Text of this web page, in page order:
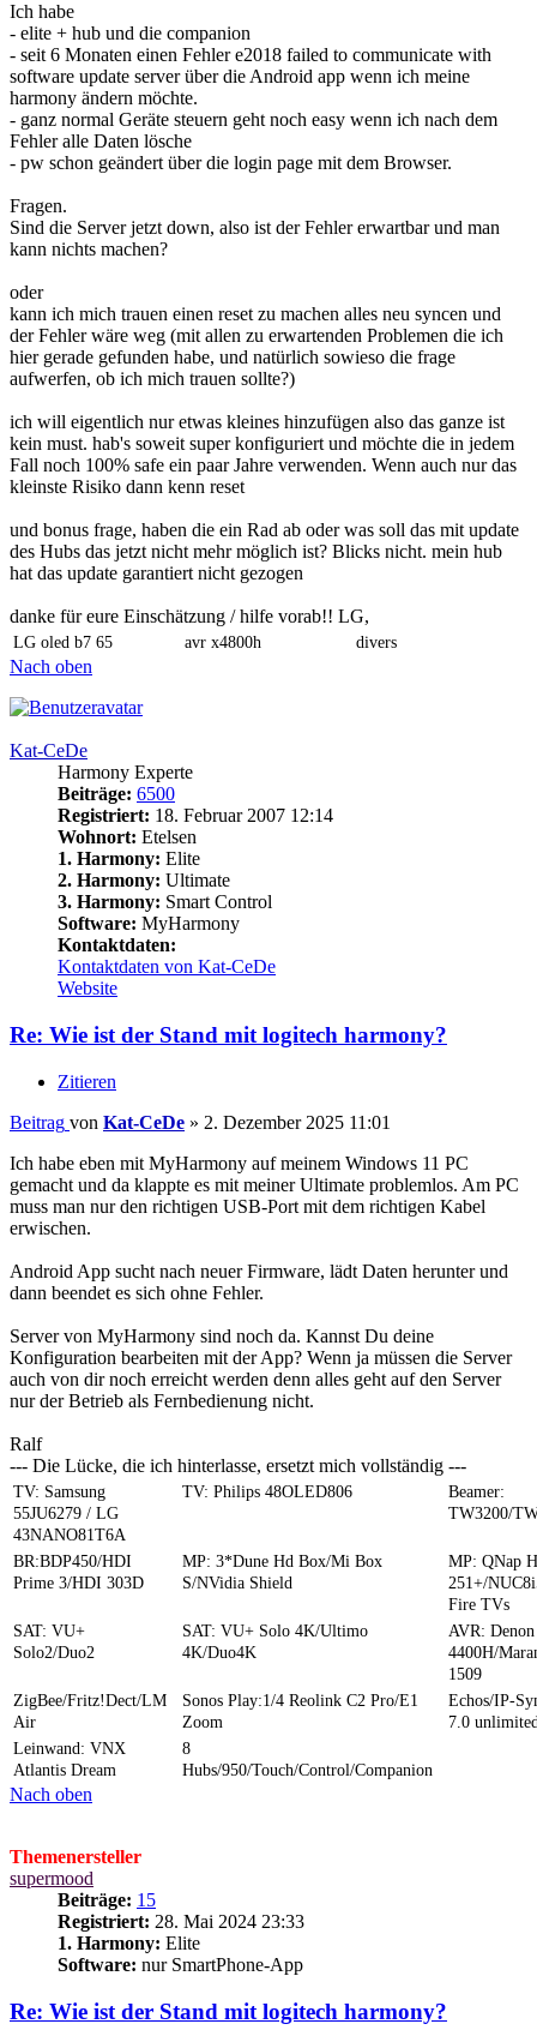
Ich habe
- elite + hub und die companion
- seit 6 Monaten einen Fehler e2018 failed to communicate with
software update server über die Android app wenn ich meine
harmony ändern möchte.
- ganz normal Geräte steuern geht noch easy wenn ich nach dem
Fehler alle Daten lösche
- pw schon geändert über die login page mit dem Browser.
Fragen.
Sind die Server jetzt down, also ist der Fehler erwartbar und man
kann nichts machen?
oder
kann ich mich trauen einen reset zu machen alles neu syncen und
der Fehler wäre weg (mit allen zu erwartenden Problemen die ich
hier gerade gefunden habe, und natürlich sowieso die frage
aufwerfen, ob ich mich trauen sollte?)
ich will eigentlich nur etwas kleines hinzufügen also das ganze ist
kein must. hab's soweit super konfiguriert und möchte die in jedem
Fall noch 100% safe ein paar Jahre verwenden. Wenn auch nur das
kleinste Risiko dann kenn reset
und bonus frage, haben die ein Rad ab oder was soll das mit update
des Hubs das jetzt nicht mehr möglich ist? Blicks nicht. mein hub
hat das update garantiert nicht gezogen
danke für eure Einschätzung / hilfe vorab!! LG,
LG oled b7 65 avr x4800h divers
Nach oben
Kat-CeDe
Harmony Experte
Beiträge: 6500
Registriert: 18. Februar 2007 12:14
Wohnort: Etelsen
1. Harmony: Elite
2. Harmony: Ultimate
3. Harmony: Smart Control
Software: MyHarmony
Kontaktdaten:
Kontaktdaten von Kat-CeDe
Website
Re: Wie ist der Stand mit logitech harmony?
Zitieren
Beitrag von Kat-CeDe » 2. Dezember 2025 11:01
Ich habe eben mit MyHarmony auf meinem Windows 11 PC
gemacht und da klappte es mit meiner Ultimate problemlos. Am PC
muss man nur den richtigen USB-Port mit dem richtigen Kabel
erwischen.
Android App sucht nach neuer Firmware, lädt Daten herunter und
dann beendet es sich ohne Fehler.
Server von MyHarmony sind noch da. Kannst Du deine
Konfiguration bearbeiten mit der App? Wenn ja müssen die Server
auch von dir noch erreicht werden denn alles geht auf den Server
nur der Betrieb als Fernbedienung nicht.
Ralf
--- Die Lücke, die ich hinterlasse, ersetzt mich vollständig ---
TV: Samsung
55JU6279 / LG
43NANO81T6A
TV: Philips 48OLED806
Beamer:
TW3200/
BR:BDP450/HDI
Prime 3/HDI 303D
MP: 3*Dune Hd Box/Mi Box
S/NVidia Shield
MP: QNap
251+/
Fire TVs
SAT: VU+
Solo2/Duo2
SAT: VU+ Solo 4K/Ultimo
4K/Duo4K
AVR: Denon
4400H/
1509
ZigBee/Fritz!Dect/LM
Air
Sonos Play:1/4 Reolink C2 Pro/E1
Zoom
Echos/IP-
7.0
Leinwand: VNX
Atlantis Dream
8
Hubs/950/Touch/Control/Companion
Nach oben
Themenersteller
supermood
Beiträge: 15
Registriert: 28. Mai 2024 23:33
1. Harmony: Elite
Software: nur SmartPhone-App
Re: Wie ist der Stand mit logitech harmony?